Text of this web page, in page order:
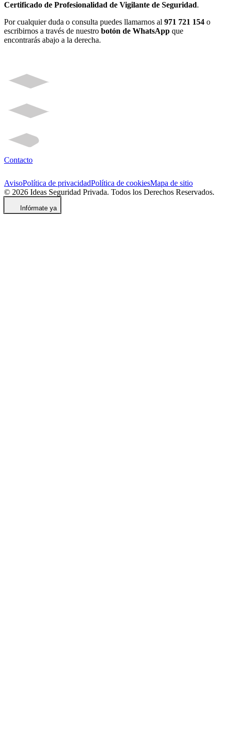
Certificado de Profesionalidad de Vigilante de Seguridad.
Por cualquier duda o consulta puedes llamarnos al 971 721 154 o
escribirnos a través de nuestro botón de WhatsApp que
encontrarás abajo a la derecha.
Contacto
AvisoPolítica de privacidadPolítica de cookiesMapa de sitio
© 2026 Ideas Seguridad Privada. Todos los Derechos Reservados.
Infórmate ya